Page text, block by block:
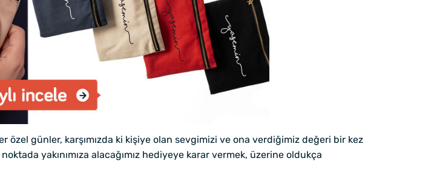
günler, karşımızda ki kişiye olan sevgimizi ve ona verdiğimiz değeri bir kez
yakınımıza alacağımız hediyeye karar vermek, üzerine oldukça